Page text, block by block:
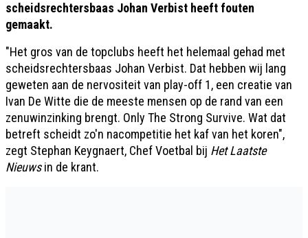
scheidsrechtersbaas Johan Verbist heeft fouten
gemaakt.
"Het gros van de topclubs heeft het helemaal gehad met
scheidsrechtersbaas Johan Verbist. Dat hebben wij lang
geweten aan de nervositeit van play-off 1, een creatie van
Ivan De Witte die de meeste mensen op de rand van een
zenuwinzinking brengt. Only The Strong Survive. Wat dat
betreft scheidt zo'n nacompetitie het kaf van het koren",
zegt Stephan Keygnaert, Chef Voetbal bij Het Laatste
Nieuwsin de krant.